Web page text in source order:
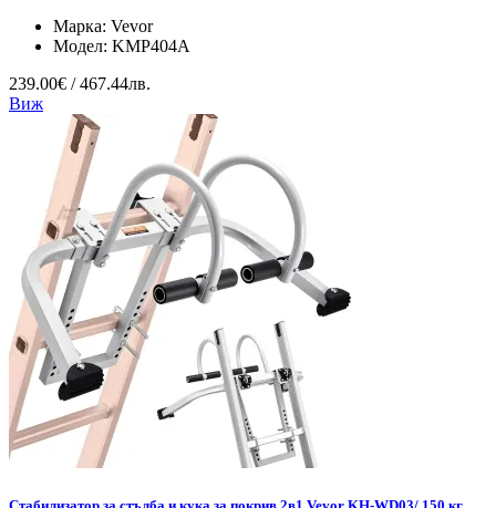
Марка: Vevor
Модел: KMP404A
239.00€ / 467.44лв.
Виж